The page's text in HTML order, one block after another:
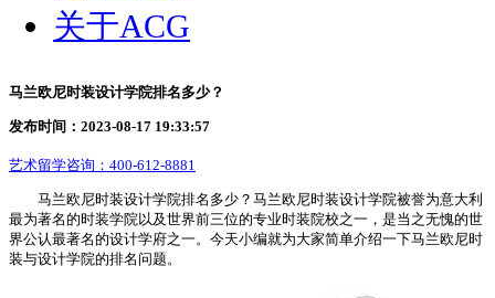
关于ACG
马兰欧尼时装设计学院排名多少？
发布时间：2023-08-17 19:33:57
艺术留学咨询： 400-612-8881
马兰欧尼时装设计学院排名多少？马兰欧尼时装设计学院被誉为意大利
最为著名的时装学院以及世界前三位的专业时装院校之一，是当之无愧的世
界公认最著名的设计学府之一。今天小编就为大家简单介绍一下马兰欧尼时
装与设计学院的排名问题。